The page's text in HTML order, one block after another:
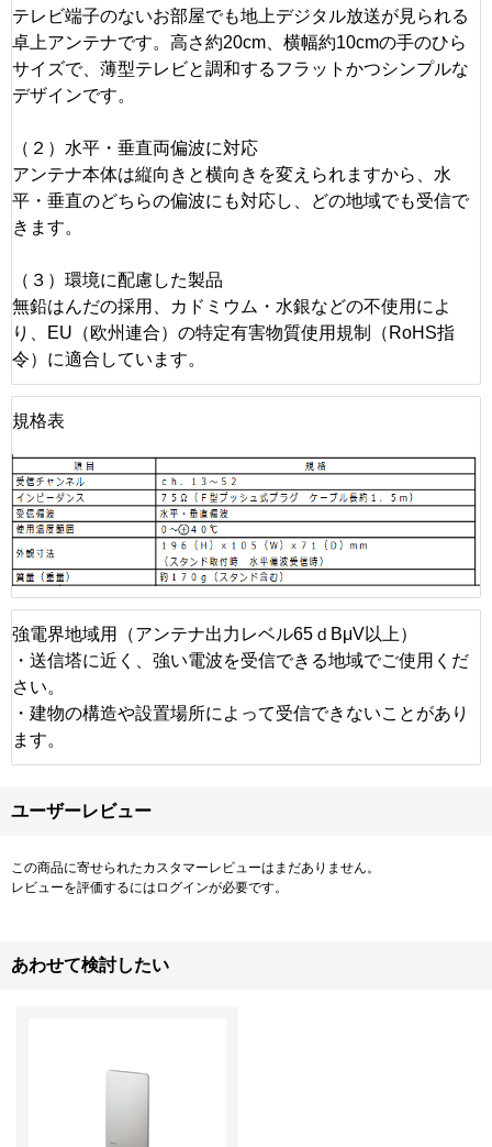
テレビ端子のないお部屋でも地上デジタル放送が見られる
卓上アンテナです。高さ約20cm、横幅約10cmの手のひら
サイズで、薄型テレビと調和するフラットかつシンプルな
デザインです。
（２）水平・垂直両偏波に対応
アンテナ本体は縦向きと横向きを変えられますから、水
平・垂直のどちらの偏波にも対応し、どの地域でも受信で
きます。
（３）環境に配慮した製品
無鉛はんだの採用、カドミウム・水銀などの不使用によ
り、EU（欧州連合）の特定有害物質使用規制（RoHS指
令）に適合しています。
規格表
強電界地域用（アンテナ出力レベル65ｄBμV以上）
・送信塔に近く、強い電波を受信できる地域でご使用くだ
さい。
・建物の構造や設置場所によって受信できないことがあり
ます。
ユーザーレビュー
この商品に寄せられたカスタマーレビューはまだありません。
レビューを評価するには ログインが必要です。
あわせて検討したい